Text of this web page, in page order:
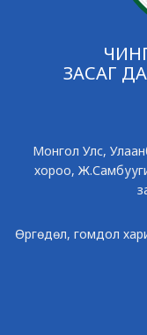
ЗАСАГ
Монгол Улс,
хороо,
Өргөдөл, гомдол